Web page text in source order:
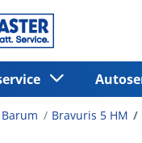
Barum Bravuris 5 HM